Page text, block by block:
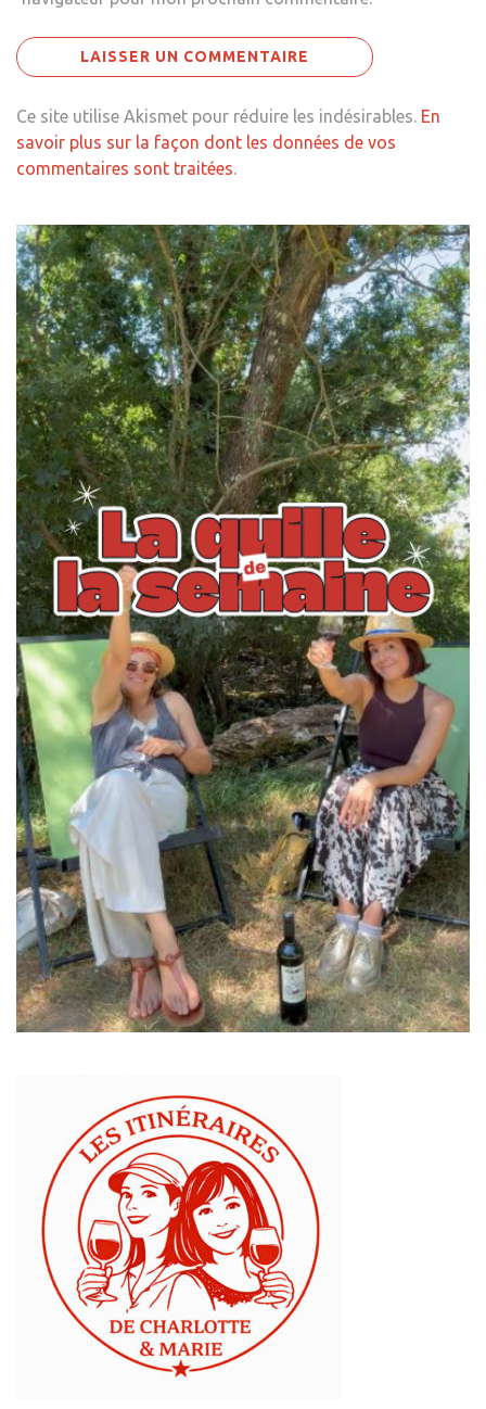
Ce site utilise Akismet pour réduire les indésirables. En
savoir plus sur la façon dont les données de vos
commentaires sont traitées.